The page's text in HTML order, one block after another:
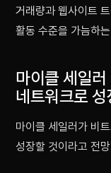
거래량과 웹사이트
활동 수준을 가늠하
마이클 세일
네트워크로
마이클 세일러가 비
성장할 것이라고 전